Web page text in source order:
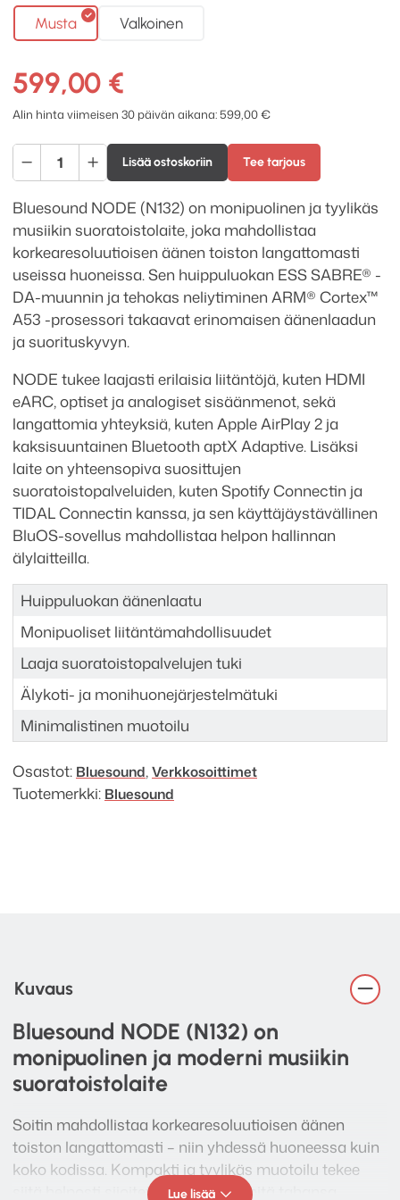
Musta Valkoinen
599,00 €
Alin hinta viimeisen 30 päivän aikana: 599,00€
Bluesound
NODE
(N132)
määrä
Lisää ostoskoriin Tee tarjous
Bluesound NODE (N132) on monipuolinen ja tyylikäs
musiikin suoratoistolaite, joka mahdollistaa
korkearesoluutioisen äänen toiston langattomasti
useissa huoneissa. Sen huippuluokan ESS SABRE® -
DA-muunnin ja tehokas neliytiminen ARM® Cortex™
A53 -prosessori takaavat erinomaisen äänenlaadun
ja suorituskyvyn.
NODE tukee laajasti erilaisia liitäntöjä, kuten HDMI
eARC, optiset ja analogiset sisäänmenot, sekä
langattomia yhteyksiä, kuten Apple AirPlay 2 ja
kaksisuuntainen Bluetooth aptX Adaptive. Lisäksi
laite on yhteensopiva suosittujen
suoratoistopalveluiden, kuten Spotify Connectin ja
TIDAL Connectin kanssa, ja sen käyttäjäystävällinen
BluOS-sovellus mahdollistaa helpon hallinnan
älylaitteilla.
Huippuluokan äänenlaatu
Monipuoliset liitäntämahdollisuudet
Laaja suoratoistopalvelujen tuki
Älykoti- ja monihuonejärjestelmätuki
Minimalistinen muotoilu
Osastot: Bluesound,Verkkosoittimet
Tuotemerkki: Bluesound
Kuvaus
Bluesound NODE (N132) on
monipuolinen ja moderni musiikin
suoratoistolaite
Soitin mahdollistaa korkearesoluutioisen äänen
toiston langattomasti – niin yhdessä huoneessa kuin
koko kodissa. Kompakti ja tyylikäs muotoilu tekee
siitä helposti sijoitettavan osaksi mitä tahansa
Lue lisää